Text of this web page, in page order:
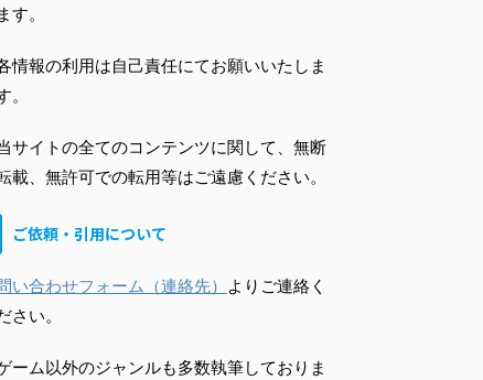
ます。
情報の利用は自己責任にてお願いいたしま
。
サイトの全てのコンテンツに関して、無断
載、無許可での転用等はご遠慮ください。
ご依頼・引用について
い合わせフォーム（連絡先） よりご連絡く
さい。
ーム以外のジャンルも多数執筆しておりま